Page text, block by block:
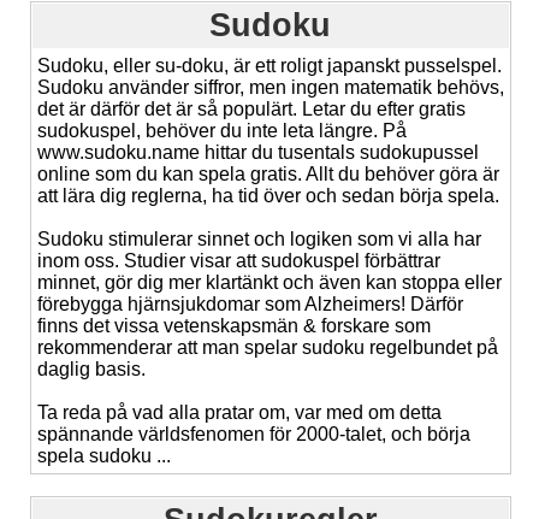
Sudoku
Sudoku, eller su-doku, är ett roligt japanskt pusselspel.
Sudoku använder siffror, men ingen matematik behövs,
det är därför det är så populärt. Letar du efter gratis
sudokuspel, behöver du inte leta längre. På
www.sudoku.name hittar du tusentals sudokupussel
online som du kan spela gratis. Allt du behöver göra är
att lära dig reglerna, ha tid över och sedan börja spela.
Sudoku stimulerar sinnet och logiken som vi alla har
inom oss. Studier visar att sudokuspel förbättrar
minnet, gör dig mer klartänkt och även kan stoppa eller
förebygga hjärnsjukdomar som Alzheimers! Därför
finns det vissa vetenskapsmän & forskare som
rekommenderar att man spelar sudoku regelbundet på
daglig basis.
Ta reda på vad alla pratar om, var med om detta
spännande världsfenomen för 2000-talet, och börja
spela sudoku ...